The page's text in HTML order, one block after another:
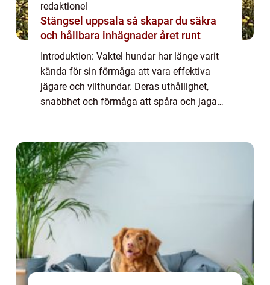
redaktionel
Stängsel uppsala så skapar du säkra
och hållbara inhägnader året runt
Introduktion: Vaktel hundar har länge varit
kända för sin förmåga att vara effektiva
jägare och vilthundar. Deras uthållighet,
snabbhet och förmåga att spåra och jaga
komm...